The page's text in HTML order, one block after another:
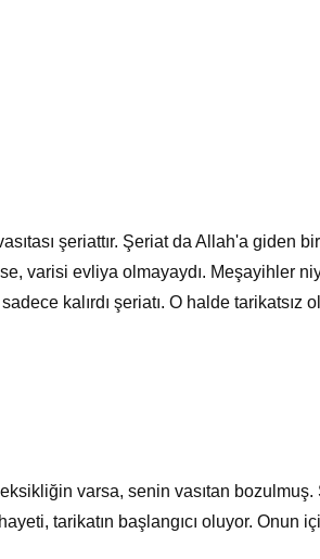
şeriattır. Şeriat da Allah'a giden
varisi evliya olmayaydı. Meşayihler
kalırdı şeriatı. O halde tarikatsız
varsa, senin vasıtan bozulmuş.
tarikatın başlangıcı oluyor. Onun